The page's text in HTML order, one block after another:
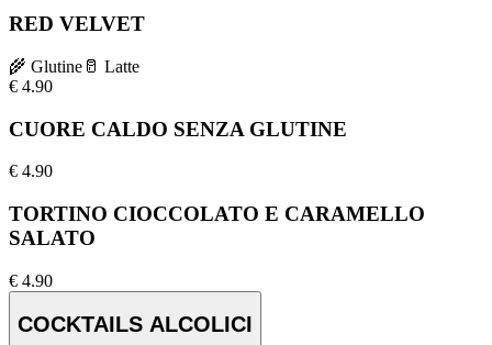
RED VELVET
🌾 Glutine 🥛 Latte
€ 4.90
CUORE CALDO SENZA GLUTINE
€ 4.90
TORTINO CIOCCOLATO E CARAMELLO
SALATO
€ 4.90
COCKTAILS ALCOLICI